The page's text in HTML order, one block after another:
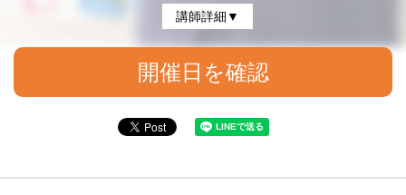
講師詳細▼
開催日を確認